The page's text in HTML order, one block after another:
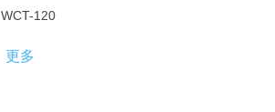
WCT-120
更多